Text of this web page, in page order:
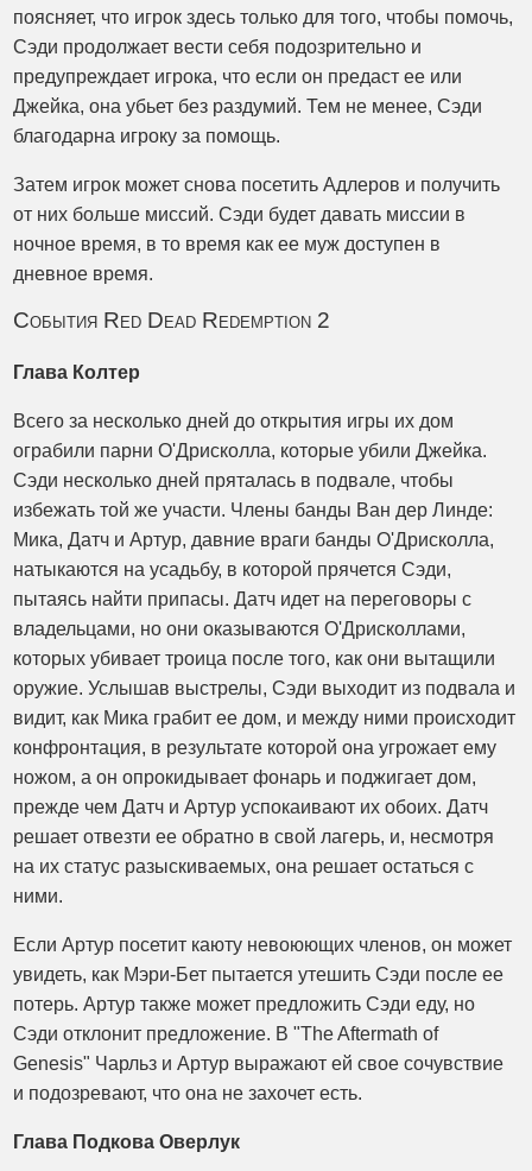
поясняет, что игрок здесь только для того, чтобы помочь,
Сэди продолжает вести себя подозрительно и
предупреждает игрока, что если он предаст ее или
Джейка, она убьет без раздумий. Тем не менее, Сэди
благодарна игроку за помощь.
Затем игрок может снова посетить Адлеров и получить
от них больше миссий. Сэди будет давать миссии в
ночное время, в то время как ее муж доступен в
дневное время.
События Red Dead Redemption 2
Глава Колтер
Всего за несколько дней до открытия игры их дом
ограбили парни О'Дрисколла, которые убили Джейка.
Сэди несколько дней пряталась в подвале, чтобы
избежать той же участи. Члены банды Ван дер Линде:
Мика, Датч и Артур, давние враги банды О'Дрисколла,
натыкаются на усадьбу, в которой прячется Сэди,
пытаясь найти припасы. Датч идет на переговоры с
владельцами, но они оказываются О'Дрисколлами,
которых убивает троица после того, как они вытащили
оружие. Услышав выстрелы, Сэди выходит из подвала и
видит, как Мика грабит ее дом, и между ними происходит
конфронтация, в результате которой она угрожает ему
ножом, а он опрокидывает фонарь и поджигает дом,
прежде чем Датч и Артур успокаивают их обоих. Датч
решает отвезти ее обратно в свой лагерь, и, несмотря
на их статус разыскиваемых, она решает остаться с
ними.
Если Артур посетит каюту невоюющих членов, он может
увидеть, как Мэри-Бет пытается утешить Сэди после ее
потерь. Артур также может предложить Сэди еду, но
Сэди отклонит предложение. В "The Aftermath of
Genesis" Чарльз и Артур выражают ей свое сочувствие
и подозревают, что она не захочет есть.
Глава Подкова Оверлук